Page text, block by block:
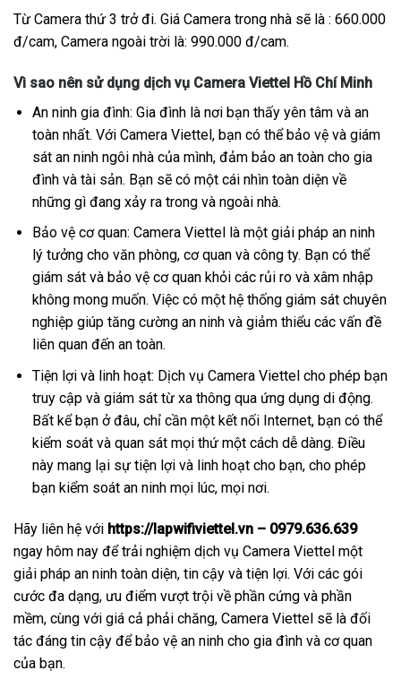
Từ Camera thứ 3 trở đi. Giá Camera trong nhà sẽ là : 660.000
đ/cam, Camera ngoài trời là: 990.000 đ/cam.
Vì sao nên sử dụng dịch vụ Camera Viettel Hồ Chí Minh
An ninh gia đình: Gia đình là nơi bạn thấy yên tâm và an
toàn nhất. Với Camera Viettel, bạn có thể bảo vệ và giám
sát an ninh ngôi nhà của mình, đảm bảo an toàn cho gia
đình và tài sản. Bạn sẽ có một cái nhìn toàn diện về
những gì đang xảy ra trong và ngoài nhà.
Bảo vệ cơ quan: Camera Viettel là một giải pháp an ninh
lý tưởng cho văn phòng, cơ quan và công ty. Bạn có thể
giám sát và bảo vệ cơ quan khỏi các rủi ro và xâm nhập
không mong muốn. Việc có một hệ thống giám sát chuyên
nghiệp giúp tăng cường an ninh và giảm thiểu các vấn đề
liên quan đến an toàn.
Tiện lợi và linh hoạt: Dịch vụ Camera Viettel cho phép bạn
truy cập và giám sát từ xa thông qua ứng dụng di động.
Bất kể bạn ở đâu, chỉ cần một kết nối Internet, bạn có thể
kiểm soát và quan sát mọi thứ một cách dễ dàng. Điều
này mang lại sự tiện lợi và linh hoạt cho bạn, cho phép
bạn kiểm soát an ninh mọi lúc, mọi nơi.
Hãy liên hệ với https://lapwifiviettel.vn – 0979.636.639
ngay hôm nay để trải nghiệm dịch vụ Camera Viettel một
giải pháp an ninh toàn diện, tin cậy và tiện lợi. Với các gói
cước đa dạng, ưu điểm vượt trội về phần cứng và phần
mềm, cùng với giá cả phải chăng, Camera Viettel sẽ là đối
tác đáng tin cậy để bảo vệ an ninh cho gia đình và cơ quan
của bạn.